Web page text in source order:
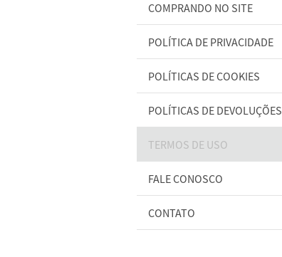
COMPRANDO NO SITE
POLÍTICA DE PRIVACIDADE
POLÍTICAS DE COOKIES
POLÍTICAS DE DEVOLUÇÕES
TERMOS DE USO
FALE CONOSCO
CONTATO